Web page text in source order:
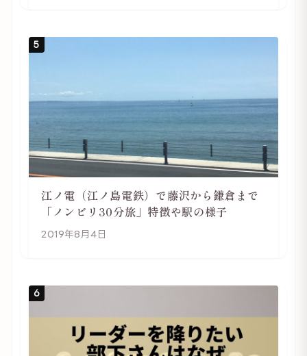
5
江ノ電（江ノ島電鉄）で藤沢から鎌倉まで
「ノンビリ30分旅」特徴や駅の様子
2019年8月4日
6